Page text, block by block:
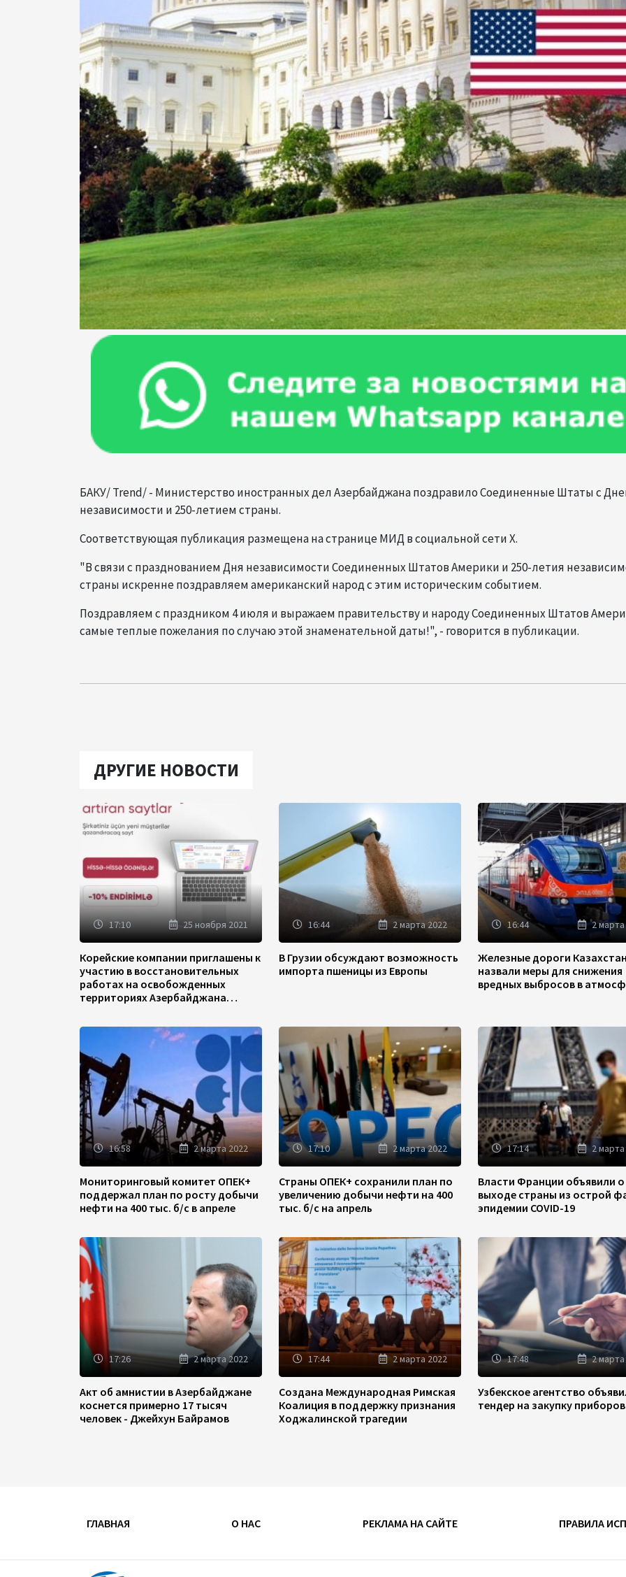
БАКУ/ Trend/ - Министерство иностранных дел Азербайджана поздравило Соединенные Штаты с
независимости и 250-летием страны.
Соответствующая публикация размещена на странице МИД в социальной сети X.
"В связи с празднованием Дня независимости Соединенных Штатов Америки и 250-летия
страны искренне поздравляем американский народ с этим историческим событием.
Поздравляем с праздником 4 июля и выражаем правительству и народу Соединенных Штатов
самые теплые пожелания по случаю этой знаменательной даты!", - говорится в публикации.
ДРУГИЕ НОВОСТИ
17:10 25 ноября 2021
Корейские компании приглашены к
участию в восстановительных
работах на освобожденных
территориях Азербайджана
16:44 2 марта 2022
В Грузии обсуждают возможность
импорта пшеницы из Европы
16:44 2 марта
Железные дороги
назвали меры для снижения
вредных выбросов в
16:58 2 марта 2022
Мониторинговый комитет ОПЕК+
поддержал план по росту добычи
нефти на 400 тыс. б/с в апреле
17:10 2 марта 2022
Страны ОПЕК+ сохранили план по
увеличению добычи нефти на 400
тыс. б/с на апрель
17:14 2 марта
Власти Франции объявили о
выходе страны из острой
эпидемии COVID-19
17:26 2 марта 2022
Акт об амнистии в Азербайджане
коснется примерно 17 тысяч
человек - Джейхун Байрамов
17:44 2 марта 2022
Создана Международная Римская
Коалиция в поддержку признания
Ходжалинской трагедии
17:48 2 марта
Узбекское агентство
тендер на закупку приборов
ГЛАВНАЯ О НАС РЕКЛАМА НА САЙТЕ ПРАВИЛА